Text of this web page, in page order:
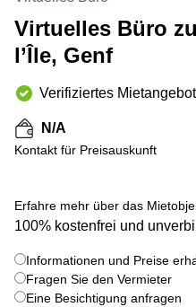
Coworking
Lausanne
Coworking
Genf
Coworking
Coworking
Winterthur
mieten
Zürich
Büro
mieten
Zug
Thurgauerstrasse
40 Zürich
Gotthardstrasse
26 Zug
Bahnhofstrasse
Gubelstrasse
12 Zug
Guisan-
Strasse
Baarerstrasse
141 Zug
+ 1
Virtuelles Büro
l’Île, Genf
Verifiziertes Mietangebot
N/A
Kontakt für Preisauskunft
Erfahre mehr über das
100% kostenfrei und
Informationen und Preise
Fragen Sie den Vermieter
Eine Besichtigung anfragen